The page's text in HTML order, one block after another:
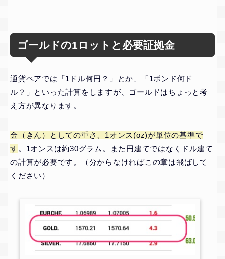
ゴールドの1ロットと必要証拠金
通貨ペアでは「1ドル何円？」とか、「1ポンド何ド
ル？」といった計算をしますが、ゴールドはちょっと考
え方が異なります。
金（きん）としての重さ、1オンス(oz)が単位の基準で
す。1オンスは約30グラム。また円建てではなくドル建て
の計算が必要です。（分からなければこの章は飛ばして
ください）